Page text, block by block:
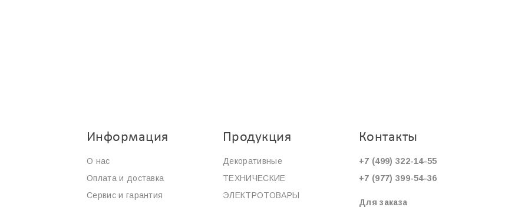
Информация
О нас
Оплата и доставка
Сервис и гарантия
Продукция
Декоративные
ТЕХНИЧЕСКИЕ
ЭЛЕКТРОТОВАРЫ
Контакты
+7 (499) 322-14-55
+7 (977) 399-54-36
Для заказа